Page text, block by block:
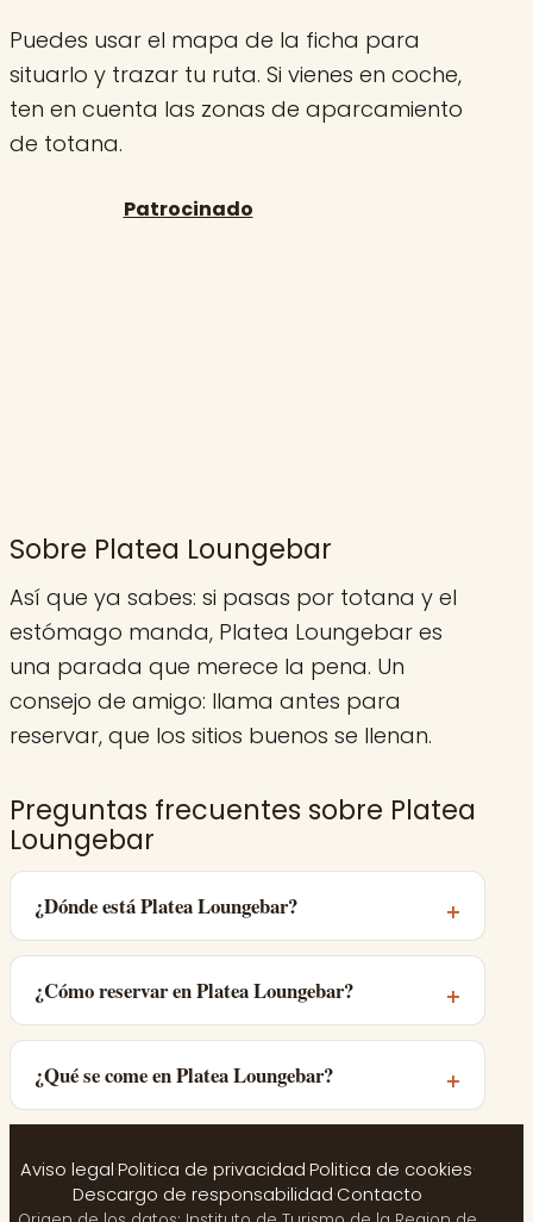
Puedes usar el mapa de la ficha para
situarlo y trazar tu ruta. Si vienes en coche,
ten en cuenta las zonas de aparcamiento
de totana.
Sobre Platea Loungebar
Así que ya sabes: si pasas por totana y el
estómago manda, Platea Loungebar es
una parada que merece la pena. Un
consejo de amigo: llama antes para
reservar, que los sitios buenos se llenan.
Preguntas frecuentes sobre Platea
Loungebar
¿Dónde está Platea Loungebar?
¿Cómo reservar en Platea Loungebar?
¿Qué se come en Platea Loungebar?
Aviso legal·Politica de privacidad·Politica de cookies·
Descargo de responsabilidad·Contacto